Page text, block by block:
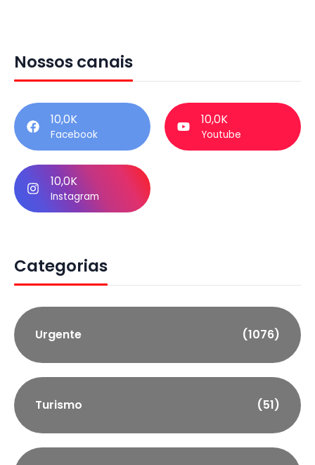
Nossos canais
10,0K
Facebook
10,0K
Youtube
10,0K
Instagram
Categorias
Urgente (1076)
Turismo (51)